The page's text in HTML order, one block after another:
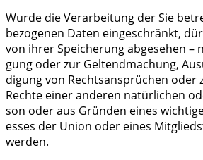
Wur­de die Ver­ar­bei­tung der Sie
be­zo­ge­nen Daten ein­ge­schränkt,
von ihrer Spei­che­rung abge­se­hen
gung oder zur Gel­tend­ma­chung,
di­gung von Rechts­an­sprü­chen oder
Rech­te einer ande­ren natür­li­chen
son oder aus Grün­den eines
es­ses der Uni­on oder eines
werden.